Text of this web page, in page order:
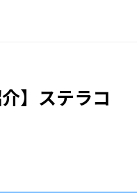
】ステラコ